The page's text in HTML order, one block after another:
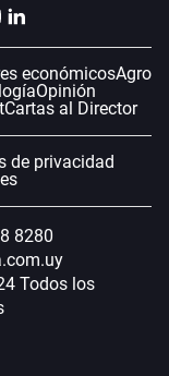
económicosAgro
Opinión
Cartas al Director
de privacidad
8280
Todos los